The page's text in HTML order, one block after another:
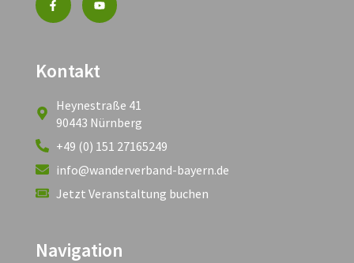
Kontakt
Heynestraße 41
90443 Nürnberg
+49 (0) 151 27165249
info@wanderverband-bayern.de
Jetzt Veranstaltung buchen
Navigation